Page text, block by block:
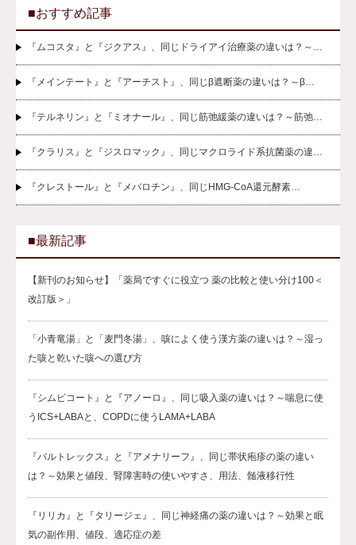
■おすすめ記事
『ムコスタ』と『ジクアス』、同じドライアイ治療薬の違いは？～…
『メインテート』と『アーチスト』、同じβ遮断薬の違いは？～β…
『テルネリン』と『ミオナール』、同じ筋弛緩薬の違いは？～筋弛…
『クラリス』と『ジスロマック』、同じマクロライド系抗菌薬の違…
『クレストール』と『メバロチン』、同じHMG-CoA還元酵素…
■最新記事
【新刊のお知らせ】「薬局ですぐに役立つ 薬の比較と使い分け100＜
改訂版＞」
「小青竜湯」と「麦門冬湯」、咳によく使う漢方薬の違いは？～湿っ
た咳と乾いた咳への選び方
『シムビコート』と『アノーロ』、同じ吸入薬の違いは？～喘息に使
うICS+LABAと、COPDに使うLAMA+LABA
『バルトレックス』と『アメナリーフ』、同じ帯状疱疹の薬の違い
は？～効果と値段、腎障害時の使いやすさ、用法、髄液移行性
『リリカ』と『タリージェ』、同じ神経痛の薬の違いは？～効果と眠
気の副作用、値段、適応症の差